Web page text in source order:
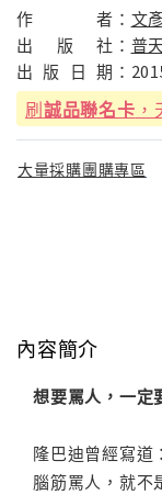
作 者： 文
出
版 社： 普
出 版 日 期：
刷誠品聯名卡
大量採購團購專區
內容簡介
想要罵人，一定
隆巴迪曾經寫道
腦筋罵人，就不